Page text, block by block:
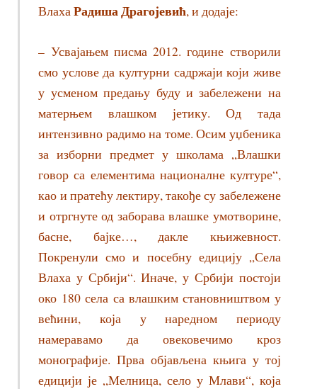
ВлахаРадиша Драгојевић, и додаје:
– Усвајањем писма 2012. године створили
смо услове да културни садржаји који живе
у усменом предању буду и забележени на
матерњем влашком јетику. Од тада
интензивно радимо на томе. Осим уџбеника
за изборни предмет у школама „Влашки
говор са елементима националне културе“,
као и пратећу лектиру, такође су забележене
и отргнуте од заборава влашке умотворине,
басне, бајке…, дакле књижевност.
Покренули смо и посебну едицију „Села
Влаха у Србији“. Иначе, у Србији постоји
око 180 села са влашким становништвом у
већини, која у наредном периоду
намеравамо да овековечимо кроз
монографије. Прва објављена књига у тој
едицији је „Мелница, село у Млави“, која